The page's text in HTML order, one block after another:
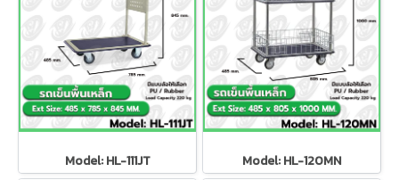
Model: HL-111JT Model: HL-120MN